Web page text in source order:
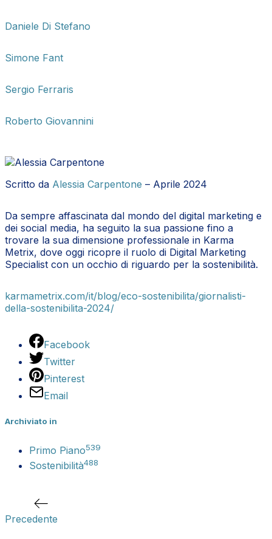
Daniele Di Stefano
Simone Fant
Sergio Ferraris
Roberto Giovannini
Scritto da Alessia Carpentone – Aprile 2024
Da sempre affascinata dal mondo del digital marketing e
dei social media, ha seguito la sua passione fino a
trovare la sua dimensione professionale in Karma
Metrix, dove oggi ricopre il ruolo di Digital Marketing
Specialist con un occhio di riguardo per la sostenibilità.
karmametrix.com/it/blog/eco-sostenibilita/giornalisti-
della-sostenibilita-2024/
Facebook
Twitter
Pinterest
Email
Archiviato in
Primo Piano539
Sostenibilità488
articoli
Precedente